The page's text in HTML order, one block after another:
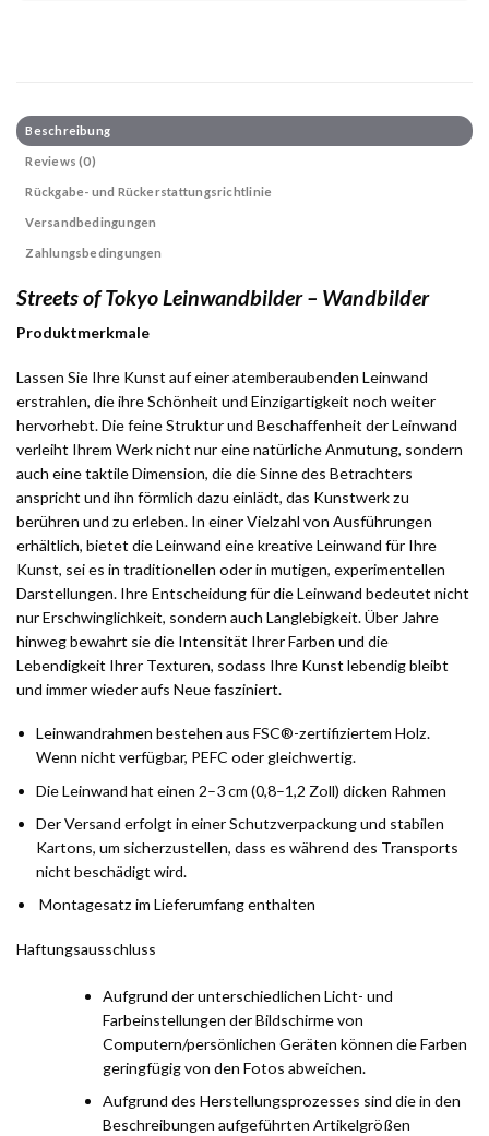
Beschreibung
Reviews (0)
Rückgabe- und Rückerstattungsrichtlinie
Versandbedingungen
Zahlungsbedingungen
Streets of Tokyo Leinwandbilder – Wandbilder
Produktmerkmale
Lassen Sie Ihre Kunst auf einer atemberaubenden Leinwand
erstrahlen, die ihre Schönheit und Einzigartigkeit noch weiter
hervorhebt. Die feine Struktur und Beschaffenheit der Leinwand
verleiht Ihrem Werk nicht nur eine natürliche Anmutung, sondern
auch eine taktile Dimension, die die Sinne des Betrachters
anspricht und ihn förmlich dazu einlädt, das Kunstwerk zu
berühren und zu erleben. In einer Vielzahl von Ausführungen
erhältlich, bietet die Leinwand eine kreative Leinwand für Ihre
Kunst, sei es in traditionellen oder in mutigen, experimentellen
Darstellungen. Ihre Entscheidung für die Leinwand bedeutet nicht
nur Erschwinglichkeit, sondern auch Langlebigkeit. Über Jahre
hinweg bewahrt sie die Intensität Ihrer Farben und die
Lebendigkeit Ihrer Texturen, sodass Ihre Kunst lebendig bleibt
und immer wieder aufs Neue fasziniert.
Leinwandrahmen bestehen aus FSC®-zertifiziertem Holz.
Wenn nicht verfügbar, PEFC oder gleichwertig.
Die Leinwand hat einen 2–3 cm (0,8–1,2 Zoll) dicken Rahmen
Der Versand erfolgt in einer Schutzverpackung und stabilen
Kartons, um sicherzustellen, dass es während des Transports
nicht beschädigt wird.
Montagesatz im Lieferumfang enthalten
Haftungsausschluss
Aufgrund der unterschiedlichen Licht- und
Farbeinstellungen der Bildschirme von
Computern/persönlichen Geräten können die Farben
geringfügig von den Fotos abweichen.
Aufgrund des Herstellungsprozesses sind die in den
Beschreibungen aufgeführten Artikelgrößen